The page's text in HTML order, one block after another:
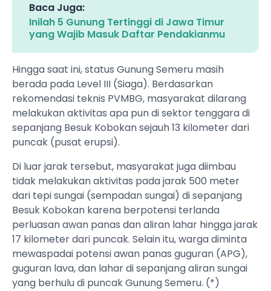
Baca Juga:
Inilah 5 Gunung Tertinggi di Jawa Timur
yang Wajib Masuk Daftar Pendakianmu
Hingga saat ini, status Gunung Semeru masih
berada pada Level III (Siaga). Berdasarkan
rekomendasi teknis PVMBG, masyarakat dilarang
melakukan aktivitas apa pun di sektor tenggara di
sepanjang Besuk Kobokan sejauh 13 kilometer dari
puncak (pusat erupsi).
Di luar jarak tersebut, masyarakat juga diimbau
tidak melakukan aktivitas pada jarak 500 meter
dari tepi sungai (sempadan sungai) di sepanjang
Besuk Kobokan karena berpotensi terlanda
perluasan awan panas dan aliran lahar hingga jarak
17 kilometer dari puncak. Selain itu, warga diminta
mewaspadai potensi awan panas guguran (APG),
guguran lava, dan lahar di sepanjang aliran sungai
yang berhulu di puncak Gunung Semeru. (*)